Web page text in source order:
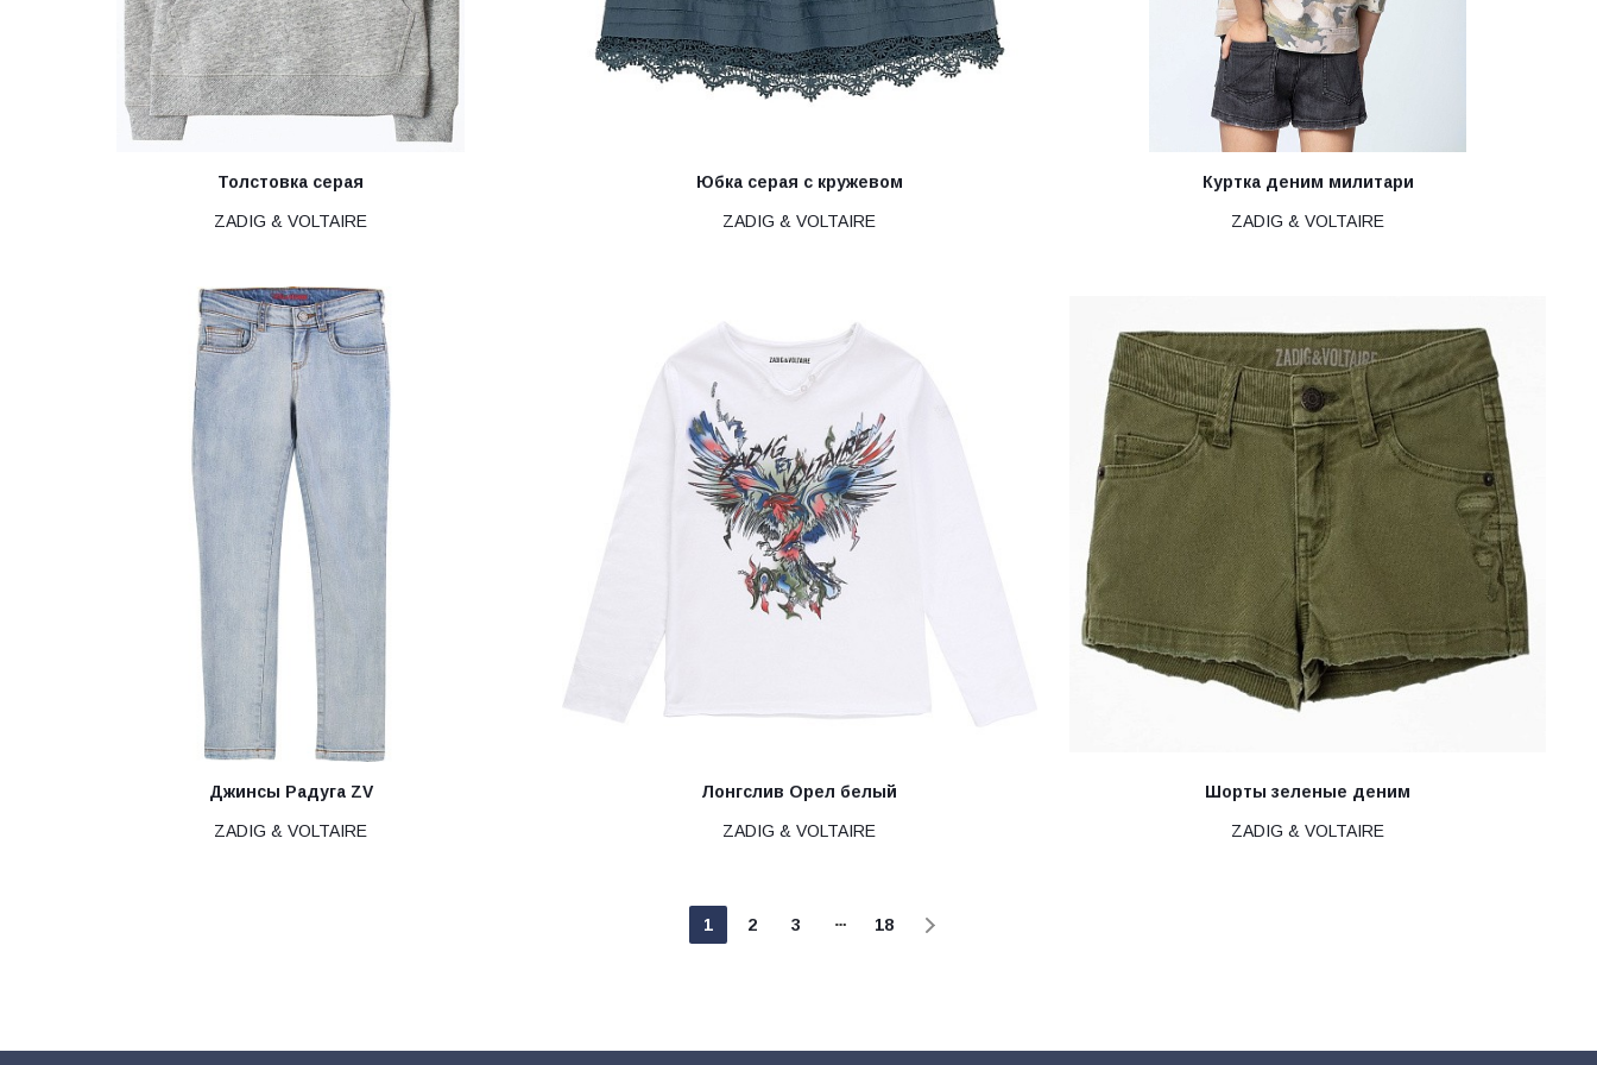
Толстовка серая
ZADIG & VOLTAIRE
Юбка серая с кружевом
ZADIG & VOLTAIRE
Куртка деним милитари
ZADIG & VOLTAIRE
Джинсы Радуга ZV
ZADIG & VOLTAIRE
Лонгслив Орел белый
ZADIG & VOLTAIRE
Шорты зеленые деним
ZADIG & VOLTAIRE
1 2 3 18